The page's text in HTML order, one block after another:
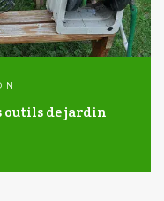
outils de jardin